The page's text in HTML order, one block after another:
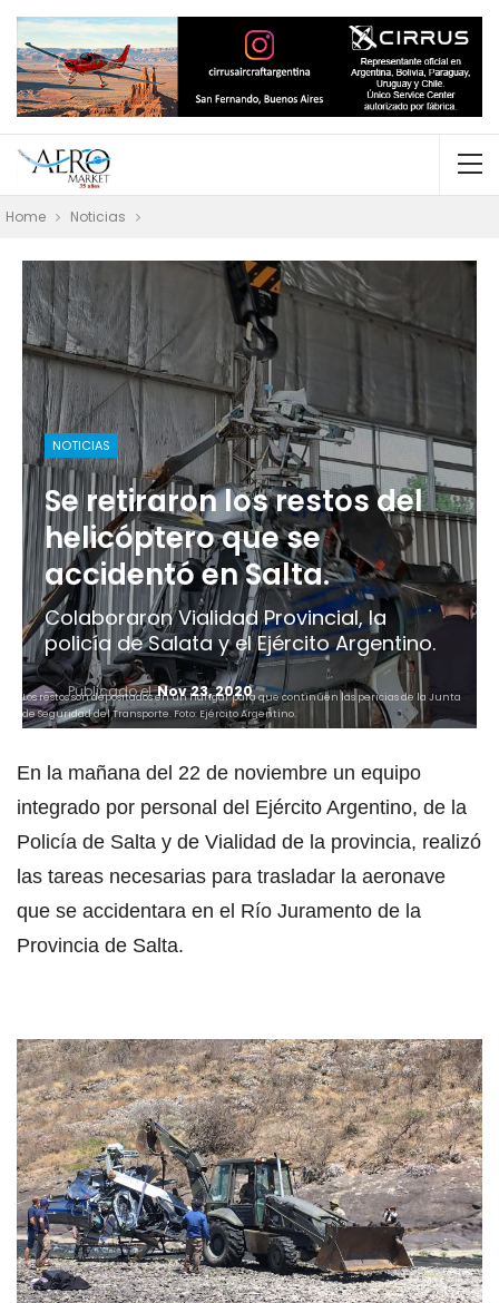
Home Noticias
NOTICIAS
Se retiraron los restos del
helicóptero que se
accidentó en Salta.
Colaboraron Vialidad Provincial, la
policía de Salata y el Ejército Argentino.
Publicado elNov 23, 2020
Los restos son depositados en un hangar para que continúen las pericias de la Junta
de Seguridad del Transporte. Foto: Ejército Argentino.
En la mañana del 22 de noviembre un equipo
integrado por personal del Ejército Argentino, de la
Policía de Salta y de Vialidad de la provincia, realizó
las tareas necesarias para trasladar la aeronave
que se accidentara en el Río Juramento de la
Provincia de Salta.